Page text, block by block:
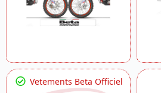
Vetements Beta Officiel